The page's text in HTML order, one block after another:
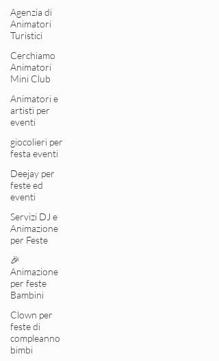
Agenzia di
Animatori
Turistici
Cerchiamo
Animatori
Mini Club
Animatori e
artisti per
eventi
giocolieri per
festa eventi
Deejay per
feste ed
eventi
Servizi DJ e
Animazione
per Feste
🎉
Animazione
per feste
Bambini
Clown per
feste di
compleanno
bimbi